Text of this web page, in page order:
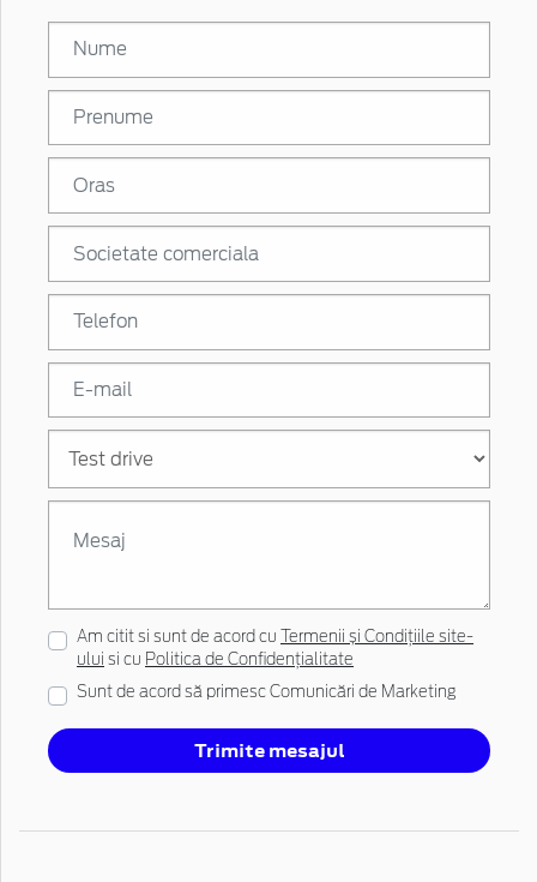
Am citit si sunt de acord cu
Termenii și Condițiile site-
ului si cu Politica de Confidențialitate
Sunt de acord să primesc Comunicări de Marketing
Trimite mesajul